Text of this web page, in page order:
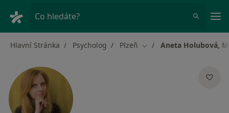
Co hledáte?
Hlavní Stránka Psycholog Plzeň Změna města
Aneta Holubová,